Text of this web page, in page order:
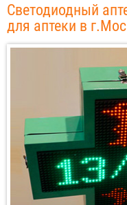
Светодиодный
для аптеки в